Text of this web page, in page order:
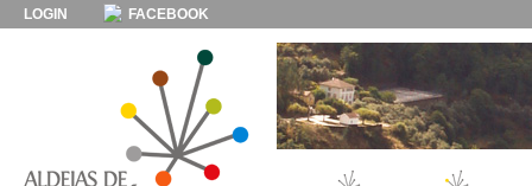
LOGIN FACEBOOK